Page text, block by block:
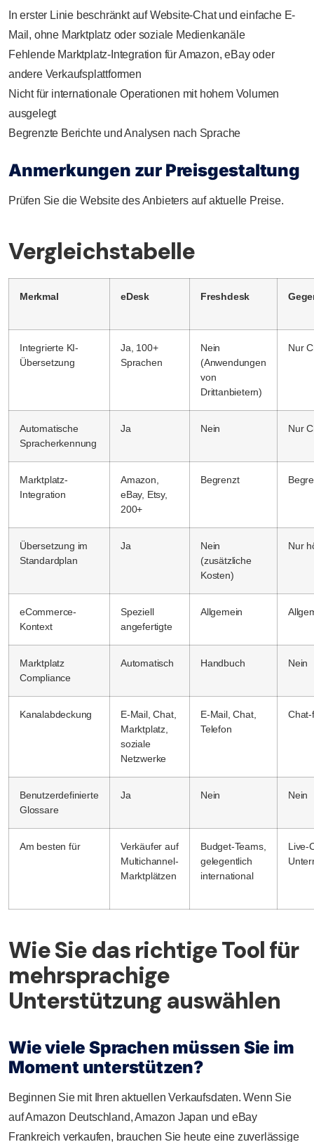
In erster Linie beschränkt auf Website-Chat und einfache E-
Mail, ohne Marktplatz oder soziale Medienkanäle
Fehlende Marktplatz-Integration für Amazon, eBay oder
andere Verkaufsplattformen
Nicht für internationale Operationen mit hohem Volumen
ausgelegt
Begrenzte Berichte und Analysen nach Sprache
Anmerkungen zur Preisgestaltung
Prüfen Sie die Website des Anbieters auf aktuelle Preise.
Vergleichstabelle
Merkmal eDesk Freshdesk
Integrierte KI-
Übersetzung
Ja, 100+
Sprachen
Nein
(Anwendungen
von
Drittanbietern)
Nur
Automatische
Spracherkennung
Ja Nein Nur
Marktplatz-
Integration
Amazon,
eBay, Etsy,
200+
Begrenzt
Übersetzung im
Standardplan
Ja
Nein
(zusätzliche
Kosten)
Nur
eCommerce-
Kontext
Speziell
angefertigte
Allgemein
Marktplatz
Compliance
Automatisch Handbuch Nein
Kanalabdeckung
E-Mail, Chat,
Marktplatz,
soziale
Netzwerke
E-Mail, Chat,
Telefon
Chat-
Benutzerdefinierte
Glossare
Ja Nein Nein
Am besten für
Verkäufer auf
Multichannel-
Marktplätzen
Budget-Teams,
gelegentlich
international
Live-
Wie Sie das richtige Tool für
mehrsprachige
Unterstützung auswählen
Wie viele Sprachen müssen Sie im
Moment unterstützen?
Beginnen Sie mit Ihren aktuellen Verkaufsdaten. Wenn Sie
auf Amazon Deutschland, Amazon Japan und eBay
Frankreich verkaufen, brauchen Sie heute eine zuverlässige